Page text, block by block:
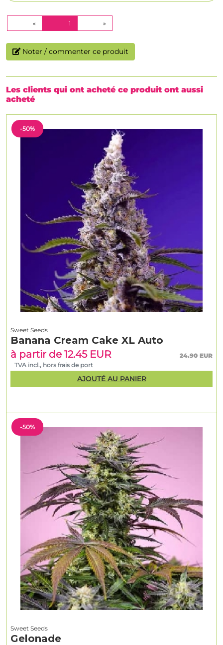
« 1 (CURRENT)»
Noter / commenter ce produit
Les clients qui ont acheté ce produit ont aussi
acheté
-50%
Sweet Seeds
Gelonade
-50%
Sweet Seeds
Banana Cream Cake XL Auto
à partir de 12.45 EUR
24.90 EUR
TVA incl., hors frais de port
AJOUTÉ AU PANIER